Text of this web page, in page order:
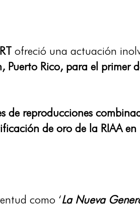
ofreció una actuación
Puerto Rico, para el primer
de reproducciones
de oro de la RIAA en
como ‘La Nueva